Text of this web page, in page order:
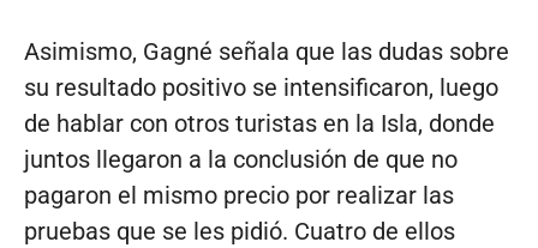
Asimismo, Gagné señala que las dudas sobre
su resultado positivo se intensificaron, luego
de hablar con otros turistas en la Isla, donde
juntos llegaron a la conclusión de que no
pagaron el mismo precio por realizar las
pruebas que se les pidió. Cuatro de ellos